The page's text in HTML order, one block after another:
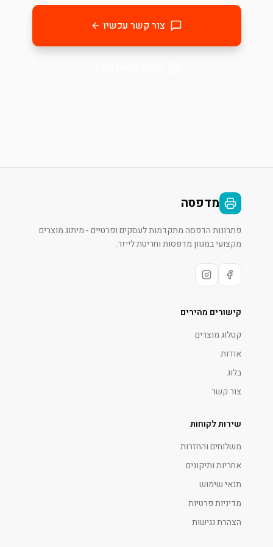
צור קשר עכשיו
מדפסה
פתרונות הדפסה מתקדמות לעסקים ופרטיים - מיתוג מוצרים
מקצועי במגוון מדפסות וחריטת לייזר.
קישורים מהירים
קטלוג מוצרים
אודות
בלוג
צור קשר
שירות לקוחות
משלוחים והחזרות
אחריות ותיקונים
תנאי שימוש
מדיניות פרטיות
הצהרת נגישות